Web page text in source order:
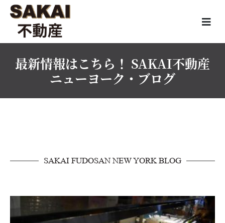
最新情報はこちら！ SAKAI不動産
ニューヨーク・ブログ
SAKAI FUDOSAN NEW YORK BLOG